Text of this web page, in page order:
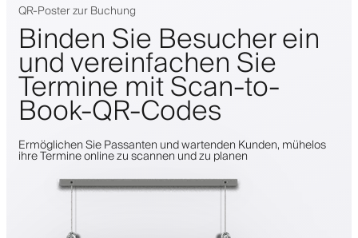
QR-Poster zur Buchung
Binden Sie Besucher ein
und vereinfachen Sie
Termine mit Scan-to-
Book-QR-Codes
Ermöglichen Sie Passanten und wartenden Kunden, mühelos
ihre Termine online zu scannen und zu planen